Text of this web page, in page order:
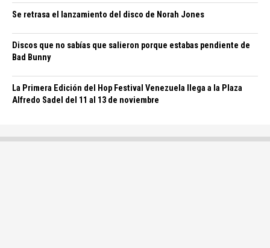
Se retrasa el lanzamiento del disco de Norah Jones
Discos que no sabías que salieron porque estabas pendiente de
Bad Bunny
La Primera Edición del Hop Festival Venezuela llega a la Plaza
Alfredo Sadel del 11 al 13 de noviembre